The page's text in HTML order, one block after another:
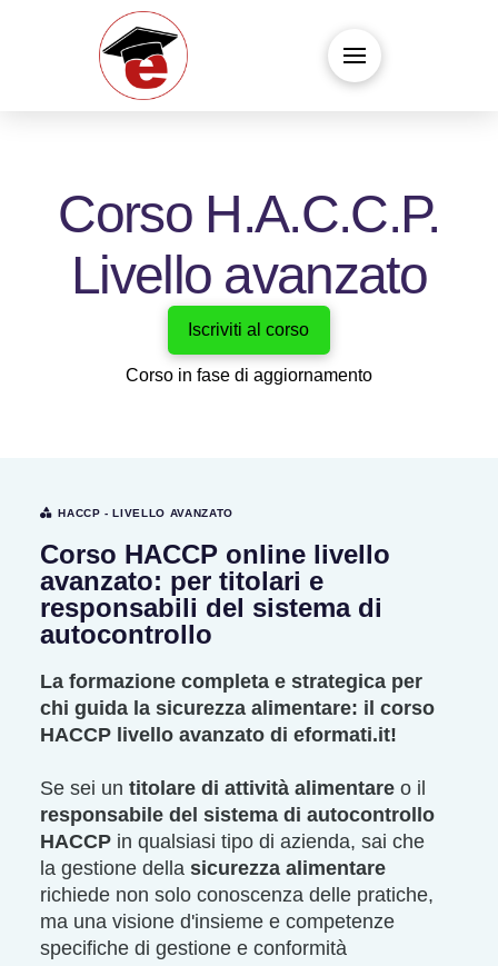
Corso H.A.C.C.P.
Livello avanzato
Iscriviti al corso
Corso in fase di aggiornamento
HACCP - LIVELLO AVANZATO
Corso HACCP online livello
avanzato: per titolari e
responsabili del sistema di
autocontrollo
La formazione completa e strategica per
chi guida la sicurezza alimentare: il corso
HACCP livello avanzato di eformati.it!
Se sei un titolare di attività alimentareo il
responsabile del sistema di autocontrollo
HACCPin qualsiasi tipo di azienda, sai che
la gestione della sicurezza alimentare
richiede non solo conoscenza delle pratiche,
ma una visione d'insieme e competenze
specifiche di gestione e conformità